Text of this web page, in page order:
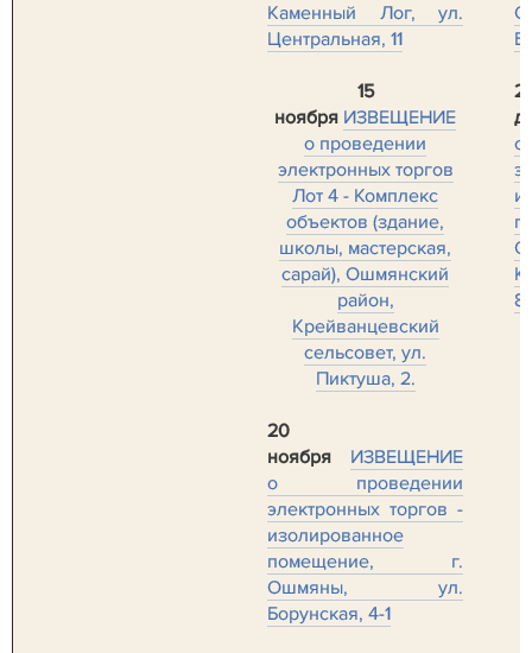
Каменный Лог, ул.
Центральная, 11
15
ноября ИЗВЕЩЕНИЕ
о проведении
электронных торгов
Лот 4 - Комплекс
объектов (здание,
школы, мастерская,
сарай), Ошмянский
район,
Крейванцевский
сельсовет, ул.
Пиктуша, 2.
20
ноября
ИЗВЕЩЕНИЕ
о проведении
электронных торгов -
изолированное
помещение, г.
Ошмяны, ул.
Борунская, 4-1